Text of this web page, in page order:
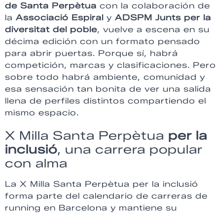
de Santa Perpètua con la colaboración de
la Associació Espiral y ADSPM Junts per la
diversitat del poble, vuelve a escena en su
décima edición con un formato pensado
para abrir puertas. Porque sí, habrá
competición, marcas y clasificaciones. Pero
sobre todo habrá ambiente, comunidad y
esa sensación tan bonita de ver una salida
llena de perfiles distintos compartiendo el
mismo espacio.
X Milla Santa Perpètua per la
inclusió, una carrera popular
con alma
La X Milla Santa Perpètua per la inclusió
forma parte del calendario de carreras de
running en Barcelona y mantiene su